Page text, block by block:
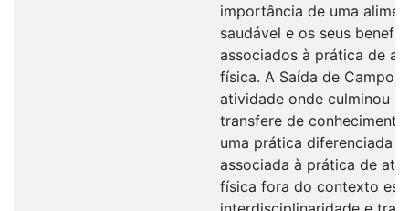
importância de uma
saudável e os seus
associados à prática de
física. A Saída de Campo
atividade onde culminou
transfere de
uma prática diferenciada
associada à prática de
física fora do contexto